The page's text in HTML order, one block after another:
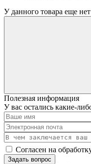
У данного товара еще
Полезная информация
У вас остались какие-
Согласен на
Задать вопрос